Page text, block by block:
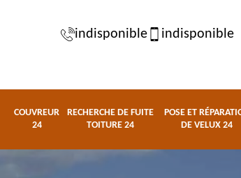
indisponible indisponible
COUVREUR
24
RECHERCHE DE FUITE
TOITURE 24
POSE ET
DE VELUX 24